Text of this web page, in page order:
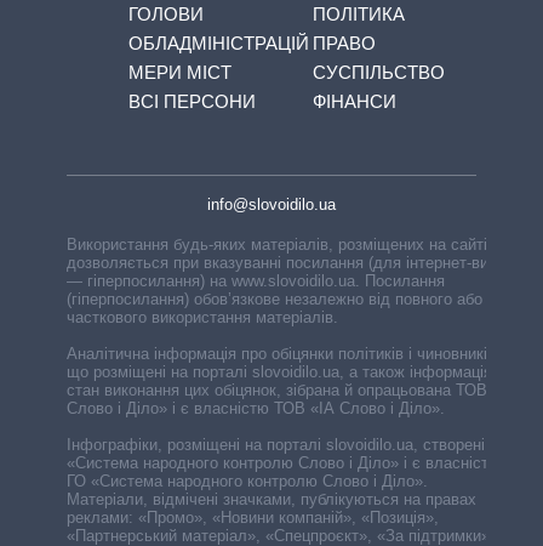
ГОЛОВИ
ОБЛАДМІНІСТРАЦІЙ
МЕРИ МІСТ
ВСІ ПЕРСОНИ
ПОЛІТИКА
ПРАВО
СУСПІЛЬСТВО
ФІНАНСИ
info@slovoidilo.ua
Використання будь-яких матеріалів, розміщених на сайті,
дозволяється при вказуванні посилання (для інтернет-видань
— гіперпосилання) на www.slovoidilo.ua. Посилання
(гіперпосилання) обов’язкове незалежно від повного або
часткового використання матеріалів.
Аналітична інформація про обіцянки політиків і чиновників,
що розміщені на порталі slovoidilo.ua, а також інформація про
стан виконання цих обіцянок, зібрана й опрацьована ТОВ «ІА
Слово і Діло» і є власністю ТОВ «ІА Слово і Діло».
Інфографіки, розміщені на порталі slovoidilo.ua, створені ГО
«Система народного контролю Слово і Діло» і є власністю
ГО «Система народного контролю Слово і Діло».
Матеріали, відмічені значками, публікуються на правах
реклами: «Промо», «Новини компаній», «Позиція»,
«Партнерський матеріал», «Спецпроєкт», «За підтримки».